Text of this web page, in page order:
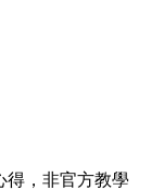
得，非官方教學